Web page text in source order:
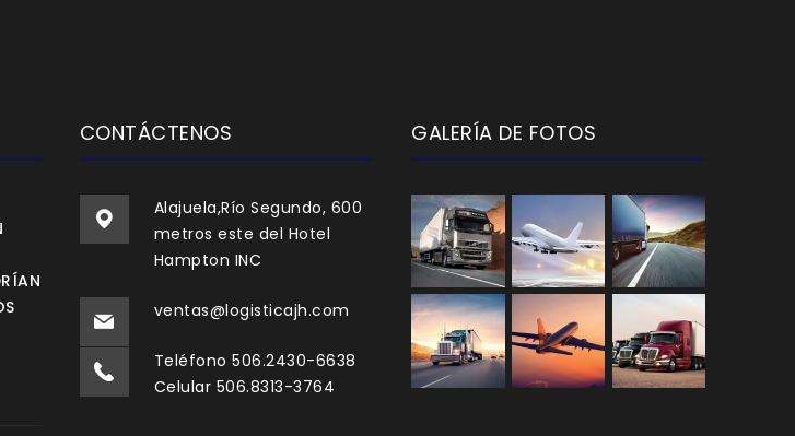
CONTÁCTENOS
Alajuela,Río Segundo, 600
metros este del Hotel
Hampton INC
ventas@logisticajh.com
Teléfono 506.2430-6638
Celular 506.8313-3764
GALERÍA DE FOTOS